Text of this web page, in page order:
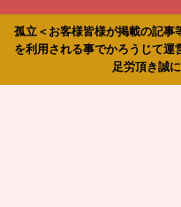
孤立＜お客様皆様が掲載の記事
を利用される事でかろうじて運
足労頂き誠